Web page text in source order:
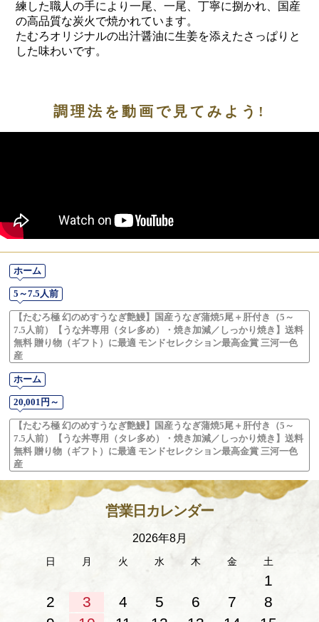
練した職人の手により一尾、一尾、丁寧に捌かれ、国産
の高品質な炭火で焼かれています。
たむろオリジナルの出汁醤油に生姜を添えたさっぱりと
した味わいです。
調理法を動画で見てみよう!
ホーム
5～7.5人前
【たむろ極 幻のめすうなぎ艶鰻】国産うなぎ蒲焼5尾＋肝付き（5～
7.5人前）【うな丼専用（タレ多め）・焼き加減／しっかり焼き】送料
無料 贈り物（ギフト）に最適 モンドセレクション最高金賞 三河一色
産
ホーム
20,001円～
【たむろ極 幻のめすうなぎ艶鰻】国産うなぎ蒲焼5尾＋肝付き（5～
7.5人前）【うな丼専用（タレ多め）・焼き加減／しっかり焼き】送料
無料 贈り物（ギフト）に最適 モンドセレクション最高金賞 三河一色
産
営業日カレンダー
2026年8月
日 月 火 水 木 金 土
1
2
3 4 5 6 7
8